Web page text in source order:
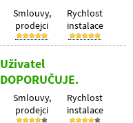
Smlouvy,
prodejci
Rychlost
instalace
Uživatel
DOPORUČUJE.
Smlouvy,
prodejci
Rychlost
instalace